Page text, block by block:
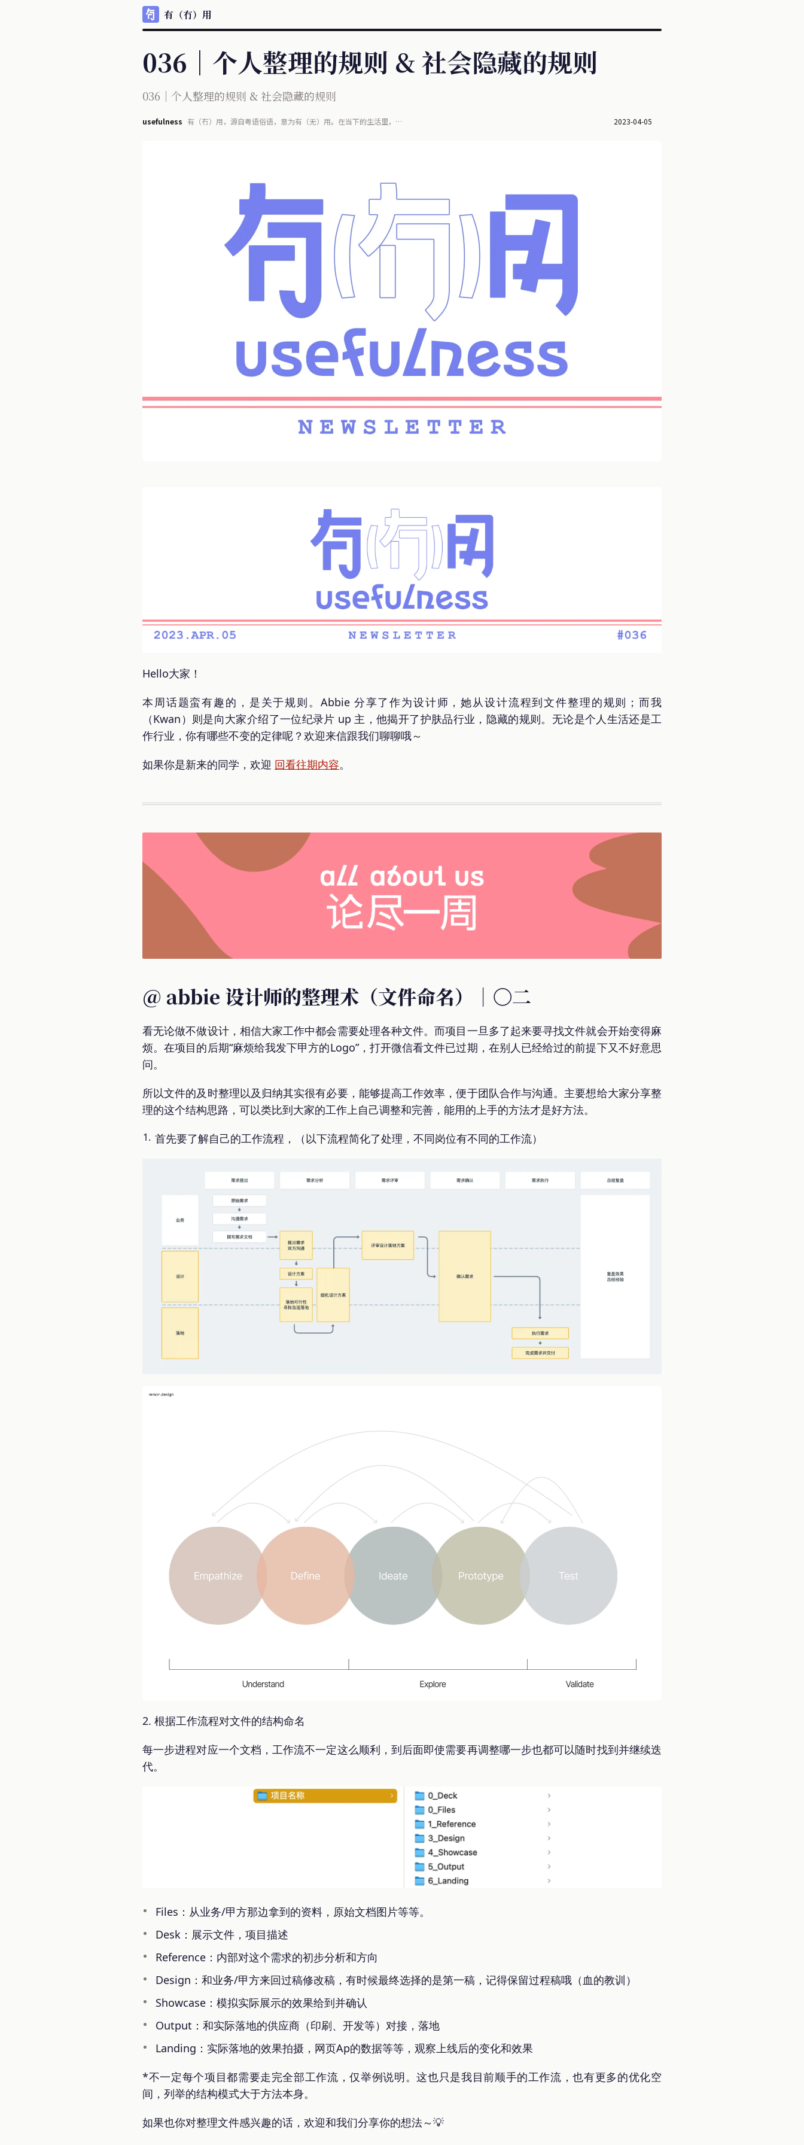
有（冇）用
036｜个人整理的规则 & 社会隐藏的规则
036｜个人整理的规则 & 社会隐藏的规则
usefulness 有（冇）用，源自粤语俗语，意为有（无）用。在当下的生活里，
2023-04-05
Hello大家！
本周话题蛮有趣的，是关于规则。Abbie 分享了作为设计师，她从设计流程到文件整理的规则；而我
（Kwan）则是向大家介绍了一位纪录片 up 主，他揭开了护肤品行业，隐藏的规则。无论是个人生活还是工
作行业，你有哪些不变的定律呢？欢迎来信跟我们聊聊哦～
如果你是新来的同学，欢迎 回看往期内容。
@ abbie 设计师的整理术（文件命名）｜〇二
看无论做不做设计，相信大家工作中都会需要处理各种文件。而项目一旦多了起来要寻找文件就会开始变得麻
烦。在项目的后期“麻烦给我发下甲方的Logo”，打开微信看文件已过期，在别人已经给过的前提下又不好意思
问。
所以文件的及时整理以及归纳其实很有必要，能够提高工作效率，便于团队合作与沟通。主要想给大家分享整
理的这个结构思路，可以类比到大家的工作上自己调整和完善，能用的上手的方法才是好方法。
首先要了解自己的工作流程，（以下流程简化了处理，不同岗位有不同的工作流）
2. 根据工作流程对文件的结构命名
每一步进程对应一个文档，工作流不一定这么顺利，到后面即使需要再调整哪一步也都可以随时找到并继续迭
代。
Files：从业务/甲方那边拿到的资料，原始文档图片等等。
Desk：展示文件，项目描述
Reference：内部对这个需求的初步分析和方向
Design：和业务/甲方来回过稿修改稿，有时候最终选择的是第一稿，记得保留过程稿哦（血的教训）
Showcase：模拟实际展示的效果给到并确认
Output：和实际落地的供应商（印刷、开发等）对接，落地
Landing：实际落地的效果拍摄，网页Ap的数据等等，观察上线后的变化和效果
*不一定每个项目都需要走完全部工作流，仅举例说明。这也只是我目前顺手的工作流，也有更多的优化空
间，列举的结构模式大于方法本身。
如果也你对整理文件感兴趣的话，欢迎和我们分享你的想法～💡